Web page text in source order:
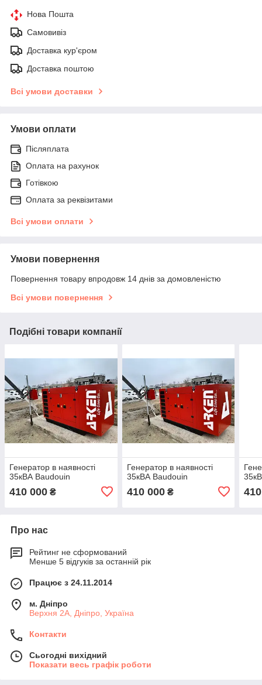
Нова Пошта
Самовивіз
Доставка кур'єром
Доставка поштою
Всі умови доставки
Умови оплати
Післяплата
Оплата на рахунок
Готівкою
Оплата за реквізитами
Всі умови оплати
Умови повернення
Повернення товару впродовж 14 днів за домовленістю
Всі умови повернення
Подібні товари компанії
Генератор в наявності
35кВА Baudouin
410 000 ₴
Генератор в наявності
35кВА Baudouin
410 000₴
Про нас
Рейтинг не сформований
Менше 5 відгуків за останній рік
Працює з 24.11.2014
м. Дніпро
Верхня 2А, Дніпро, Україна
Контакти
Сьогодні вихідний
Показати весь графік роботи